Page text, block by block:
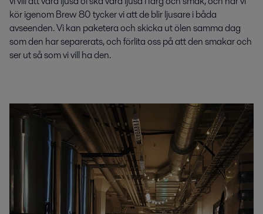
kör igenom Brew 80 tycker vi att de blir ljusare i båda
avseenden. Vi kan paketera och skicka ut ölen samma dag
som den har separerats, och förlita oss på att den smakar och
ser ut så som vi vill ha den.